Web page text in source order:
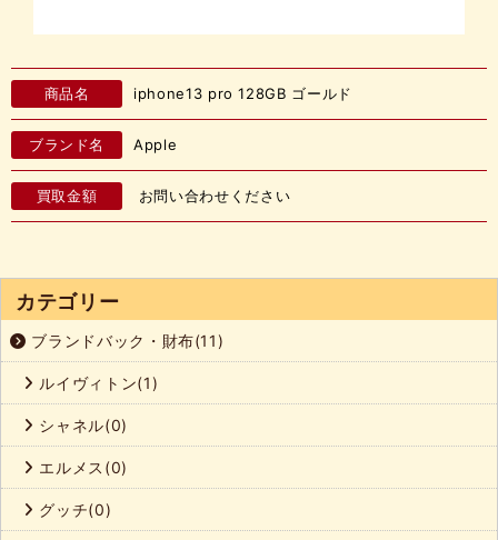
商品名 iphone13 pro 128GB ゴールド
ブランド名 Apple
買取金額 お問い合わせください
カテゴリー
ブランドバック・財布(11)
ルイヴィトン(1)
シャネル(0)
エルメス(0)
グッチ(0)